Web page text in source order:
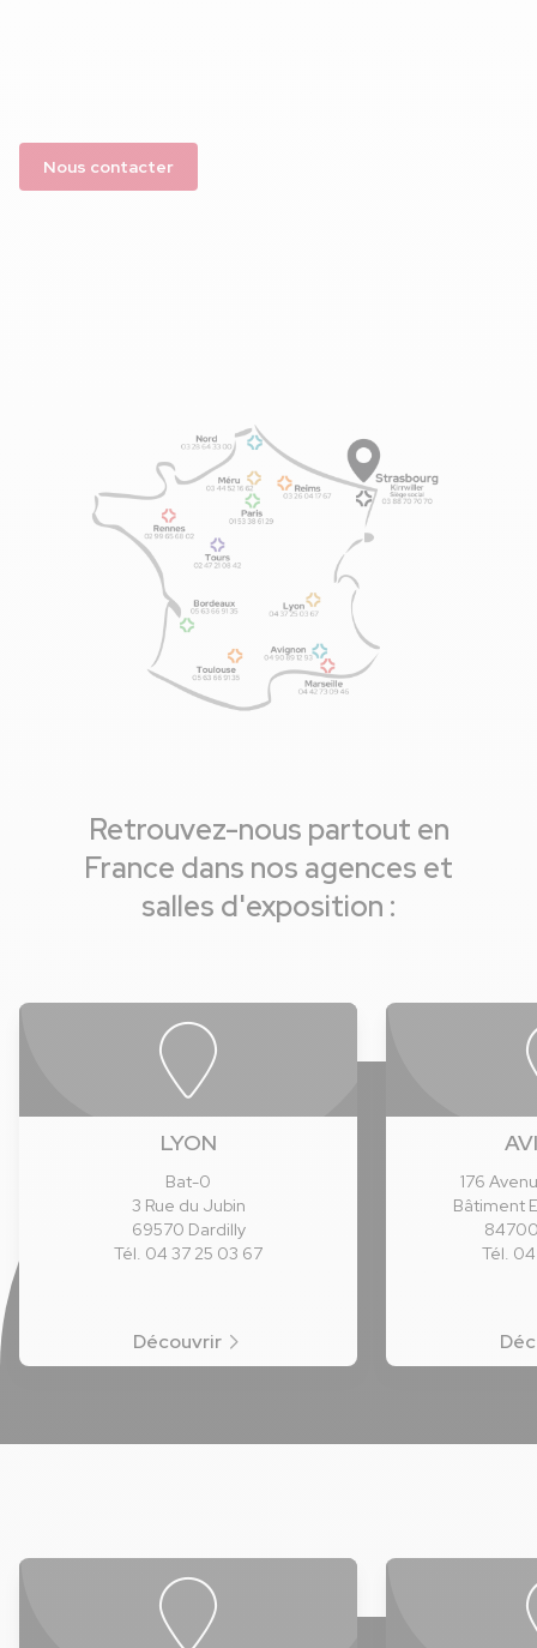
Nous contacter
Retrouvez-nous partout en
France dans nos agences et
salles d'exposition :
LYON
Bat-0
3 Rue du Jubin
69570 Dardilly
Tél. 04 37 25 03 67
Découvrir
176
Bâtiment
Tél.